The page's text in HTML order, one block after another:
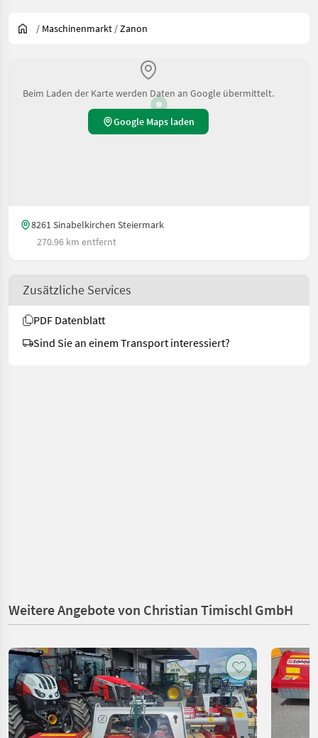
/ Maschinenmarkt /Zanon
Beim Laden der Karte werden Daten an Google übermittelt.
Google Maps laden
8261 Sinabelkirchen Steiermark
270.96 km entfernt
Zusätzliche Services
PDF Datenblatt
Sind Sie an einem Transport interessiert?
Weitere Angebote von Christian Timischl GmbH